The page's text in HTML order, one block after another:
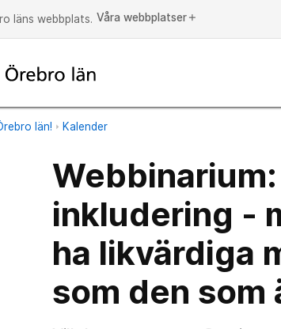
läns webbplats. Våra webbplatser add
län! Kalender
inkludering -
ha likvärdiga
som den som